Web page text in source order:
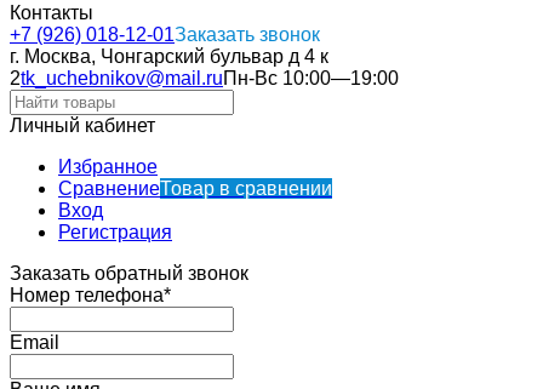
Контакты
+7 (926) 018-12-01Заказать звонок
г. Москва, Чонгарский бульвар д 4 к
2tk_uchebnikov@mail.ruПн-Вс 10:00—19:00
Личный кабинет
Избранное
СравнениеТовар в сравнении
Вход
Регистрация
Заказать обратный звонок
Номер телефона*
Email